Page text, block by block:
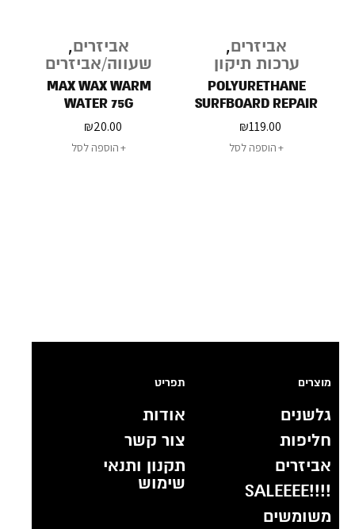
אביזרים,
ערכות תיקון
POLYURETHANE
SURFBOARD REPAIR
KIT
₪119.00
הוספה לסל
אביזרים,
שעווה/אביזרים
MAX WAX WARM
WATER 75G
₪20.00
הוספה לסל
מוצרים
גלשנים
חליפות
אביזרים
!!!!SALEEEE
משומשים
תפריט
אודות
צור קשר
תקנון ותנאי
שימוש